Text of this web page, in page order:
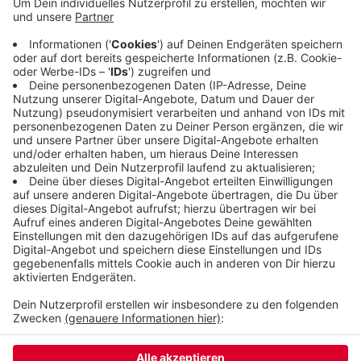
abgefilmt und gestreamt. Die Übertragung beginnt
um 20 Uhr. Den Link gibtshier.
Veröffentlicht:Samstag, 21.11.2020 07:14
Anzeige
Anzeige